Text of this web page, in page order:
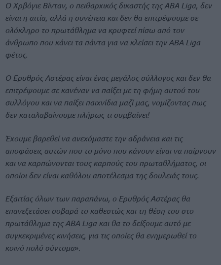
Ο Χρβόγιε Βίνταν, ο πειθαρχικός δικαστής της ABA Liga, δεν
είναι η αιτία, αλλά η συνέπεια και δεν θα επιτρέψουμε σε
ολόκληρο το πρωτάθλημα να κρυφτεί πίσω από τον
άνθρωπο που κάνει τα πάντα για να κλείσει την ABA Liga
φέτος.
Ο Ερυθρός Αστέρας είναι ένας μεγάλος σύλλογος και δεν θα
επιτρέψουμε σε κανέναν να παίξει με τη φήμη αυτού του
συλλόγου και να παίξει παιχνίδια μαζί μας, νομίζοντας πως
δεν καταλαβαίνουμε πλήρως τι συμβαίνει!
Έχουμε βαρεθεί να ανεχόμαστε την αδράνεια και τις
αποφάσεις αυτών που το μόνο που κάνουν είναι να παίρνουν
και να καρπώνονται τους καρπούς του πρωταθλήματος, οι
οποίοι δεν είναι καθόλου αποτέλεσμα της δουλειάς τους.
Εξαιτίας όλων των παραπάνω, ο Ερυθρός Αστέρας θα
επανεξετάσει σοβαρά το καθεστώς και τη θέση του στο
πρωτάθλημα της ABA Liga και θα το δείξουμε αυτό με
συγκεκριμένες κινήσεις, για τις οποίες θα ενημερωθεί το
κοινό πολύ σύντομα».